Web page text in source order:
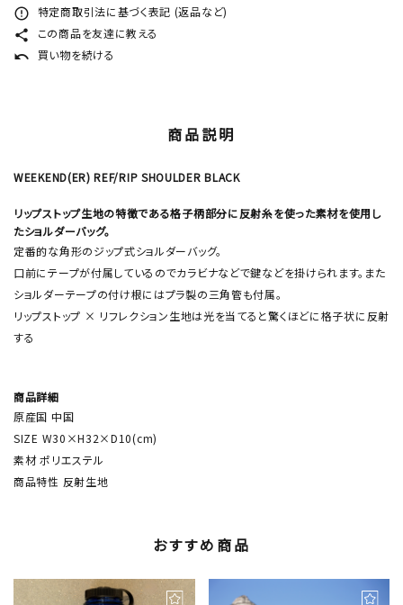
error_outline 特定商取引法に基づく表記 (返品など)
share この商品を友達に教える
undo 買い物を続ける
商品説明
WEEKEND(ER) REF/RIP SHOULDER BLACK
リップストップ生地の特徴である格子柄部分に反射糸を使った素材を使用し
たショルダーバッグ。
定番的な角形のジップ式ショルダーバッグ。
口前にテープが付属しているのでカラビナなどで鍵などを掛けられます。また
ショルダーテープの付け根にはプラ製の三角管も付属。
リップストップ × リフレクション生地は光を当てると驚くほどに格子状に反射
する
商品詳細
原産国 中国
SIZE W30×H32×D10(cm)
素材 ポリエステル
商品特性 反射生地
おすすめ商品